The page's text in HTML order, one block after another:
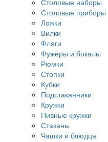
Столовые наборы
Столовые приборы
Ложки
Вилки
Фляги
Фужеры и бокалы
Рюмки
Стопки
Кубки
Подстаканники
Кружки
Пивные кружки
Стаканы
Чашки и блюдца